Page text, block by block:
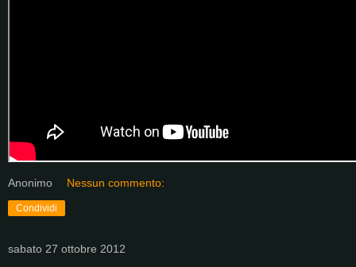
Anonimo Nessun commento:
Condividi
sabato 27 ottobre 2012